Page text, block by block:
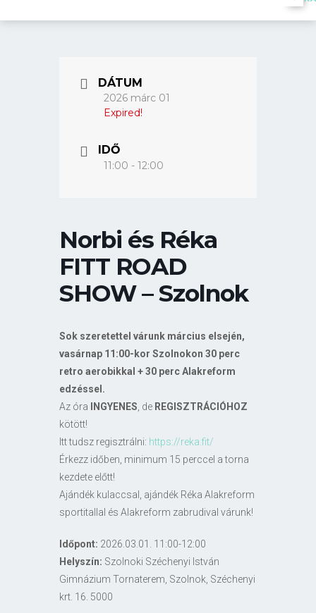
DÁTUM
2026 márc 01
Expired!
IDŐ
11:00 - 12:00
Norbi és Réka
FITT ROAD
SHOW – Szolnok
Sok szeretettel várunk március elsején,
vasárnap 11:00-kor Szolnokon 30 perc
retro aerobikkal + 30 perc Alakreform
edzéssel.
Az óra
INGYENES , de REGISZTRÁCIÓHOZ
kötött!
Itt tudsz regisztrálni: https://reka.fit/
Érkezz időben, minimum 15 perccel a torna
kezdete előtt!
Ajándék kulaccsal, ajándék Réka Alakreform
sportitallal és Alakreform zabrudival várunk!
Időpont: 2026.03.01. 11:00-12:00
Helyszín: Szolnoki Széchenyi István
Gimnázium Tornaterem, Szolnok, Széchenyi
krt. 16. 5000